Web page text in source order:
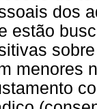
dos
estão
menores